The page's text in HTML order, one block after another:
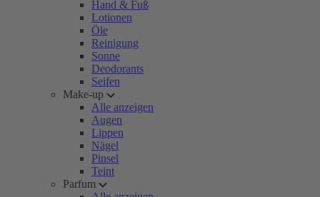
Hand & Fuß
Lotionen
Öle
Reinigung
Sonne
Deodorants
Seifen
Make-up
Alle anzeigen
Augen
Lippen
Nägel
Pinsel
Teint
Parfum